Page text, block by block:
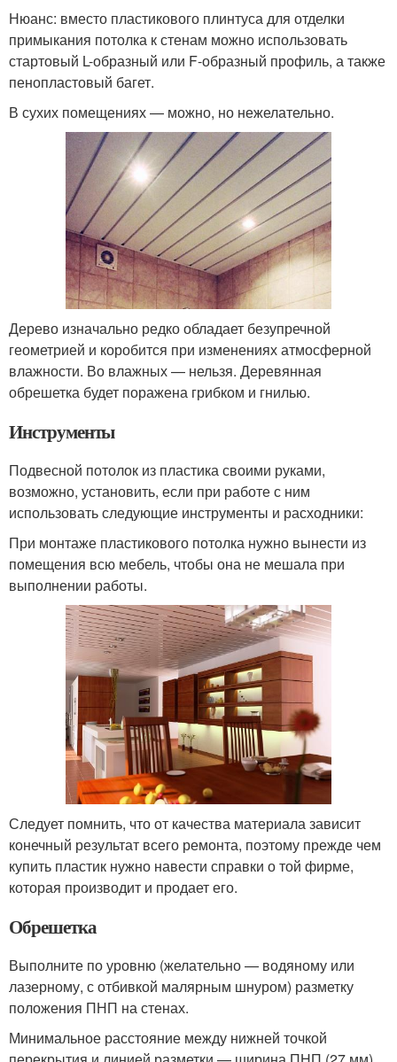
Нюанс: вместо пластикового плинтуса для отделки
примыкания потолка к стенам можно использовать
стартовый L-образный или F-образный профиль, а также
пенопластовый багет.
В сухих помещениях — можно, но нежелательно.
Дерево изначально редко обладает безупречной
геометрией и коробится при изменениях атмосферной
влажности. Во влажных — нельзя. Деревянная
обрешетка будет поражена грибком и гнилью.
Инструменты
Подвесной потолок из пластика своими руками,
возможно, установить, если при работе с ним
использовать следующие инструменты и расходники:
При монтаже пластикового потолка нужно вынести из
помещения всю мебель, чтобы она не мешала при
выполнении работы.
Следует помнить, что от качества материала зависит
конечный результат всего ремонта, поэтому прежде чем
купить пластик нужно навести справки о той фирме,
которая производит и продает его.
Обрешетка
Выполните по уровню (желательно — водяному или
лазерному, с отбивкой малярным шнуром) разметку
положения ПНП на стенах.
Минимальное расстояние между нижней точкой